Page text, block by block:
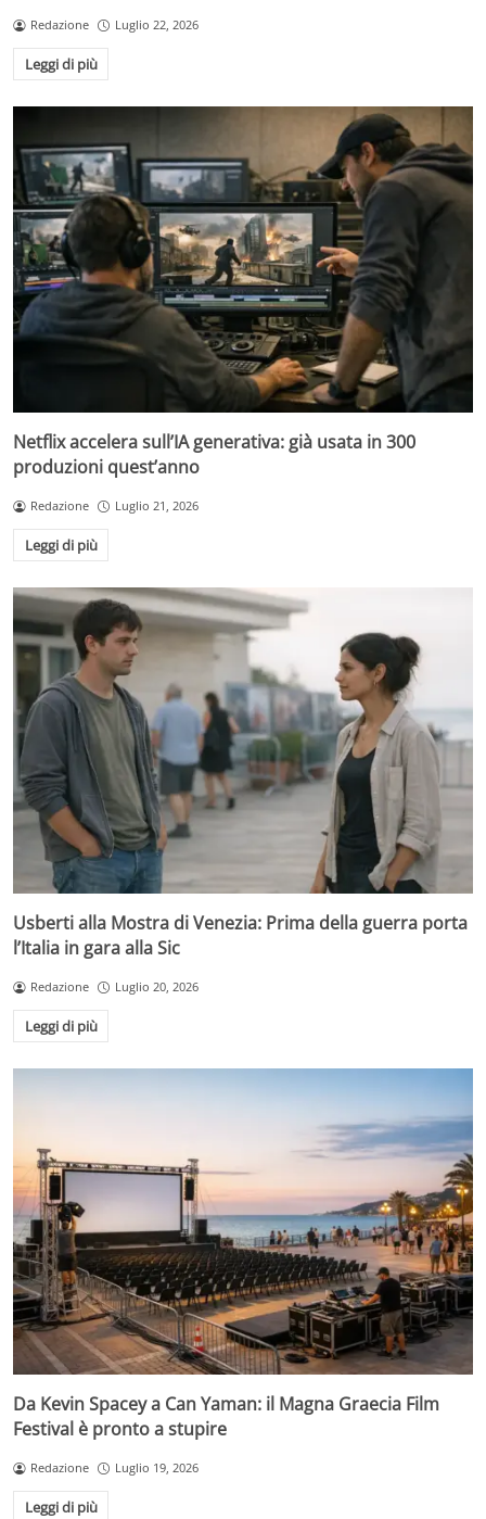
Redazione Luglio 22, 2026
Leggi di più
Netflix accelera sull’IA generativa: già usata in 300
produzioni quest’anno
Redazione Luglio 21, 2026
Leggi di più
Usberti alla Mostra di Venezia: Prima della guerra porta
l’Italia in gara alla Sic
Redazione Luglio 20, 2026
Leggi di più
Da Kevin Spacey a Can Yaman: il Magna Graecia Film
Festival è pronto a stupire
Redazione Luglio 19, 2026
Leggi di più